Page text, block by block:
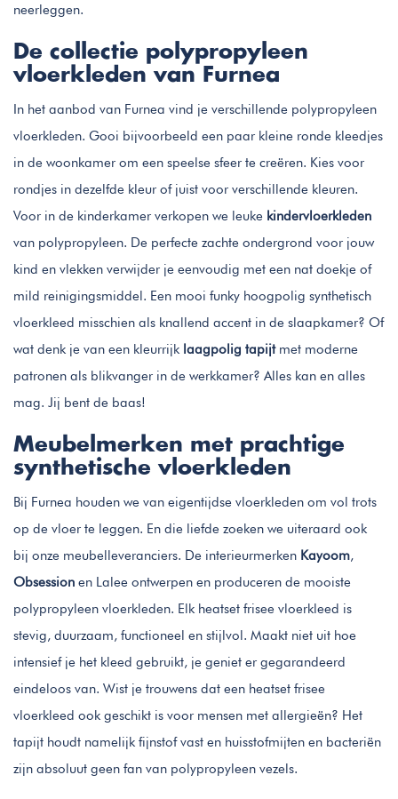
neerleggen.
De collectie polypropyleen
vloerkleden van Furnea
In het aanbod van Furnea vind je verschillende polypropyleen
vloerkleden. Gooi bijvoorbeeld een paar kleine ronde kleedjes
in de woonkamer om een speelse sfeer te creëren. Kies voor
rondjes in dezelfde kleur of juist voor verschillende kleuren.
Voor in de kinderkamer verkopen we leuke kindervloerkleden
van polypropyleen. De perfecte zachte ondergrond voor jouw
kind en vlekken verwijder je eenvoudig met een nat doekje of
mild reinigingsmiddel. Een mooi funky hoogpolig synthetisch
vloerkleed misschien als knallend accent in de slaapkamer? Of
wat denk je van een kleurrijk laagpolig tapijtmet moderne
patronen als blikvanger in de werkkamer? Alles kan en alles
mag. Jij bent de baas!
Meubelmerken met prachtige
synthetische vloerkleden
Bij Furnea houden we van eigentijdse vloerkleden om vol trots
op de vloer te leggen. En die liefde zoeken we uiteraard ook
bij onze meubelleveranciers. De interieurmerken Kayoom,
Obsession en Lalee ontwerpen en produceren de mooiste
polypropyleen vloerkleden. Elk heatset frisee vloerkleed is
stevig, duurzaam, functioneel en stijlvol. Maakt niet uit hoe
intensief je het kleed gebruikt, je geniet er gegarandeerd
eindeloos van. Wist je trouwens dat een heatset frisee
vloerkleed ook geschikt is voor mensen met allergieën? Het
tapijt houdt namelijk fijnstof vast en huisstofmijten en bacteriën
zijn absoluut geen fan van polypropyleen vezels.